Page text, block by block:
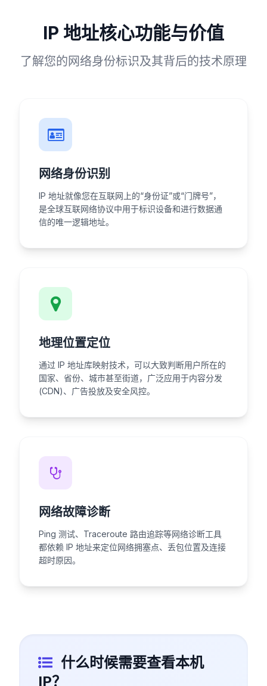
IP 地址核心功能与价值
了解您的网络身份标识及其背后的技术原理
网络身份识别
IP 地址就像您在互联网上的“身份证”或“门牌号”，
是全球互联网络协议中用于标识设备和进行数据通
信的唯一逻辑地址。
地理位置定位
通过 IP 地址库映射技术，可以大致判断用户所在的
国家、省份、城市甚至街道，广泛应用于内容分发
(CDN)、广告投放及安全风控。
网络故障诊断
Ping 测试、Traceroute 路由追踪等网络诊断工具
都依赖 IP 地址来定位网络拥塞点、丢包位置及连接
超时原因。
什么时候需要查看本机
IP？